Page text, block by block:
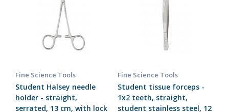
Fine Science Tools
Student Halsey needle
holder - straight,
serrated, 13 cm, with lock
Fine Science Tools
Student tissue forceps -
1x2 teeth, straight,
student stainless steel, 12